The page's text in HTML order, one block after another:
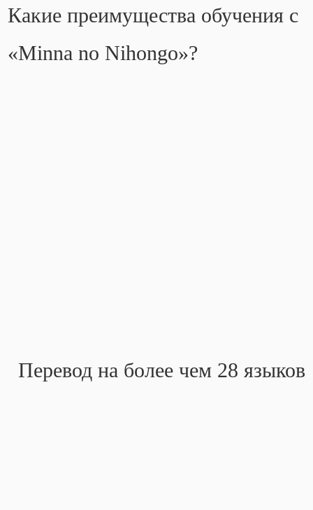
Какие преимущества обучения с
«Minna no Nihongo»?
Перевод на более чем 28 языков